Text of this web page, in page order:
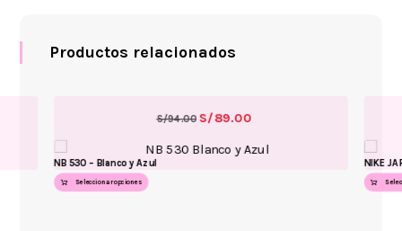
Productos relacionados
NB 530 – Blanco y Azul
S/94.00 S/89.00
Seleccionar opciones
NIKE